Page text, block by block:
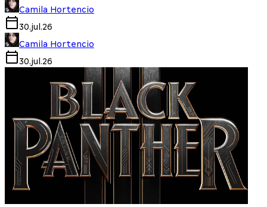
Camila Hortencio
30.jul.26
Camila Hortencio
30.jul.26